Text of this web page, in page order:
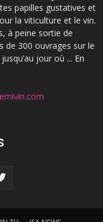
papilles gustatives et
la viticulture et le vin.
à peine sortie de
de 300 ouvrages sur le
jour où ... En